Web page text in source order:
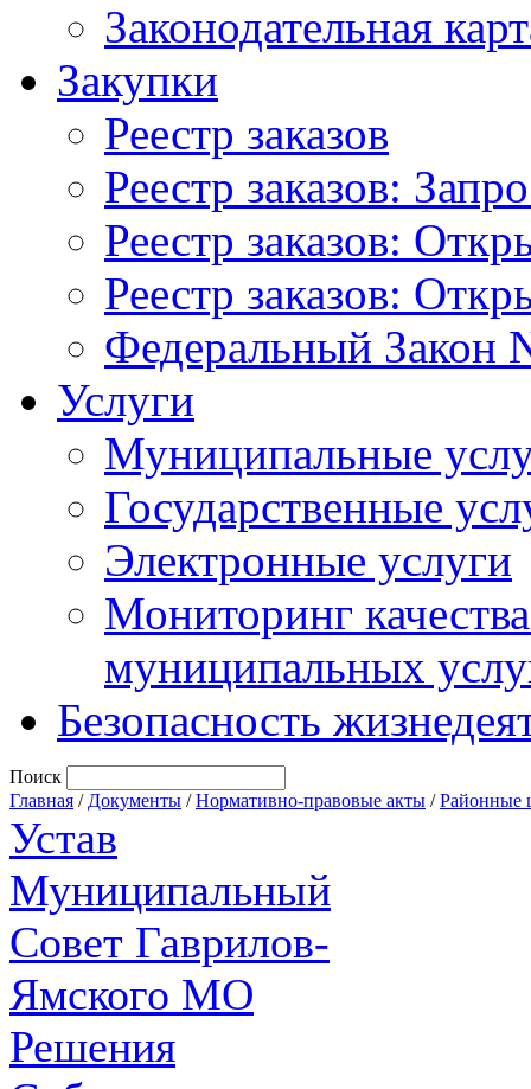
Законодательная
Закупки
Реестр заказов
Реестр заказов:
Реестр заказов:
Реестр заказов:
Федеральный Закон
Услуги
Муниципальные
Государственные
Электронные услуги
Мониторинг
муниципальных
Безопасность
Поиск
Главная / Документы /Нормативно-правовые акты /Районные
Устав
Муниципальный
Совет Гаврилов-
Ямского МО
Решения